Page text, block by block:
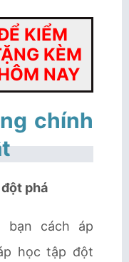
KIỂM
KÈM
NAY
chính
phá
bạn cách áp
học tập đột